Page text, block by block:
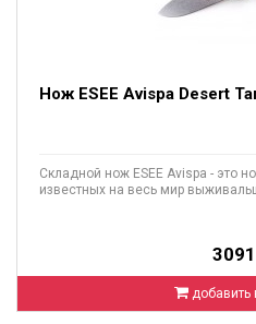
Нож ESEE Avispa Desert
Складной нож ESEE Avispa - это
известных на весь мир
добавить